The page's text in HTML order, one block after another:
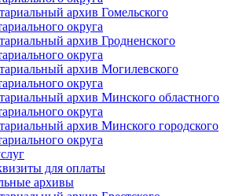
архив Гомельского
округа
архив Гродненского
округа
архив Могилевского
округа
архив Минского областного
округа
архив Минского городского
округа
для оплаты
архивы